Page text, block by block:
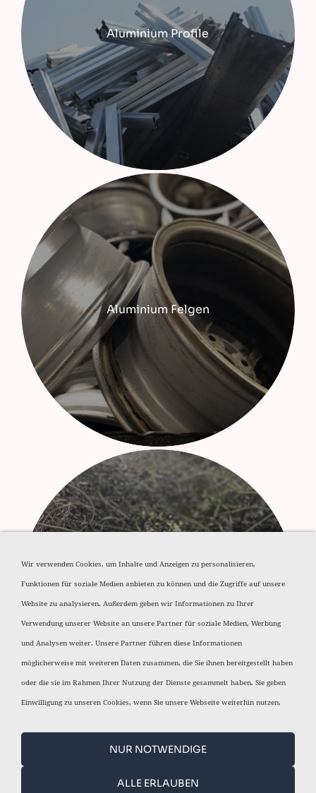
Aluminium Profile
Aluminium Felgen
Aluminium Späne
HAFTUNGSAUSSCHLUSSIMPRESSUM
Wir verwenden Cookies, um Inhalte und Anzeigen zu personalisieren,
Funktionen für soziale Medien anbieten zu können und die Zugriffe auf unsere
Website zu analysieren. Außerdem geben wir Informationen zu Ihrer
Verwendung unserer Website an unsere Partner für soziale Medien, Werbung
und Analysen weiter. Unsere Partner führen diese Informationen
möglicherweise mit weiteren Daten zusammen, die Sie ihnen bereitgestellt haben
oder die sie im Rahmen Ihrer Nutzung der Dienste gesammelt haben. Sie geben
Einwilligung zu unseren Cookies, wenn Sie unsere Webseite weiterhin nutzen.
NUR NOTWENDIGE
ALLE ERLAUBEN